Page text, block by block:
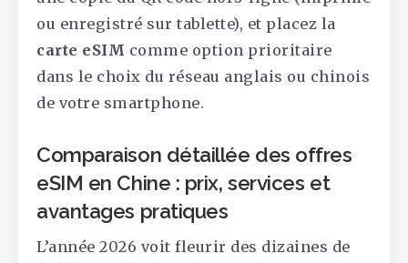
ou enregistré sur tablette), et placez la
carte eSIM comme option prioritaire
dans le choix du réseau anglais ou chinois
de votre smartphone.
Comparaison détaillée des offres
eSIM en Chine : prix, services et
avantages pratiques
L’année 2026 voit fleurir des dizaines de